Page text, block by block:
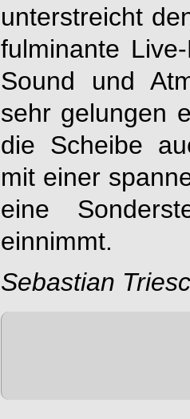
unterstreicht
fulminante
Sound und
sehr gelungen
die Scheibe
mit einer
eine
einnimmt.
Sebastian